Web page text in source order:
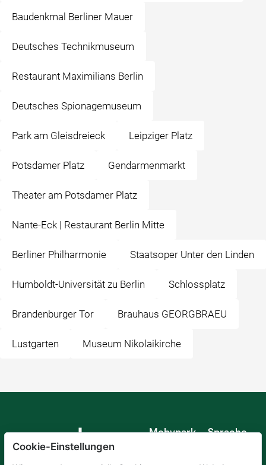
Baudenkmal Berliner Mauer
Deutsches Technikmuseum
Restaurant Maximilians Berlin
Deutsches Spionagemuseum
Park am Gleisdreieck Leipziger Platz
Potsdamer Platz Gendarmenmarkt
Theater am Potsdamer Platz
Nante-Eck | Restaurant Berlin Mitte
Berliner Philharmonie Staatsoper Unter den Linden
Humboldt-Universität zu Berlin Schlossplatz
Brandenburger Tor Brauhaus GEORGBRAEU
Lustgarten Museum Nikolaikirche
Mobypark
Sprache
Cookie-Einstellungen